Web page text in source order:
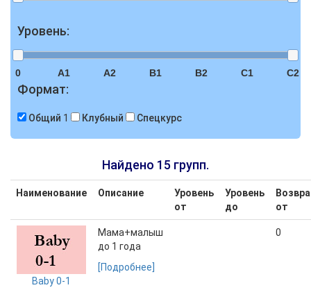
Уровень:
0 A1 A2 B1 B2 C1 C2
Формат:
Общий 1 Клубный Спецкурс
Найдено 15 групп.
Наименование Описание
Уровень
от
Уровень
до
от
Baby 0-1
Мама+малыш
до 1 года
[Подробнее]
0